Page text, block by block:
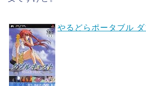
やるどらポータブル ダ